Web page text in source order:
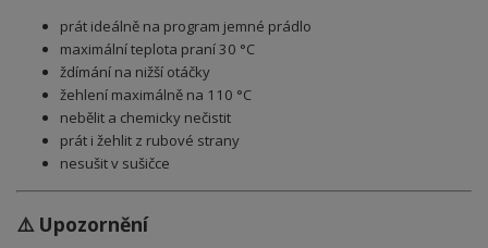
prát ideálně na program jemné prádlo
maximální teplota praní 30 °C
ždímání na nižší otáčky
žehlení maximálně na 110 °C
nebělit a chemicky nečistit
prát i žehlit z rubové strany
nesušit v sušičce
⚠️ Upozornění